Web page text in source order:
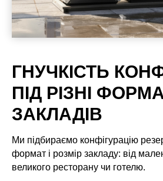
ГНУЧКІСТЬ
ПІД РІЗНІ
ЗАКЛАДІВ
Ми підбираємо конфігурацію
формат і розмір закладу: від
великого ресторану чи готелю.